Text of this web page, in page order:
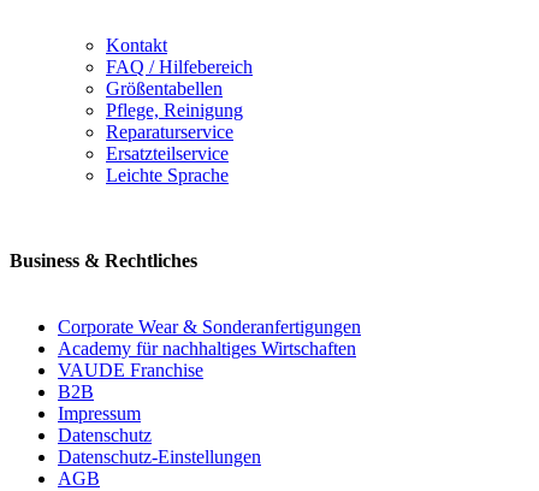
Kontakt
FAQ / Hilfebereich
Größentabellen
Pflege, Reinigung
Reparaturservice
Ersatzteilservice
Leichte Sprache
Business & Rechtliches
Corporate Wear & Sonderanfertigungen
Academy für nachhaltiges Wirtschaften
VAUDE Franchise
B2B
Impressum
Datenschutz
Datenschutz-Einstellungen
AGB